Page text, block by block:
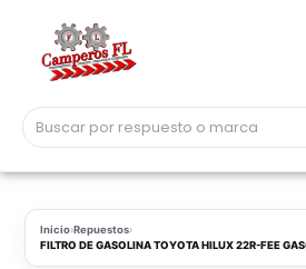
Inicio›Repuestos›
FILTRO DE GASOLINA TOYOTA HILUX 22R-FEE